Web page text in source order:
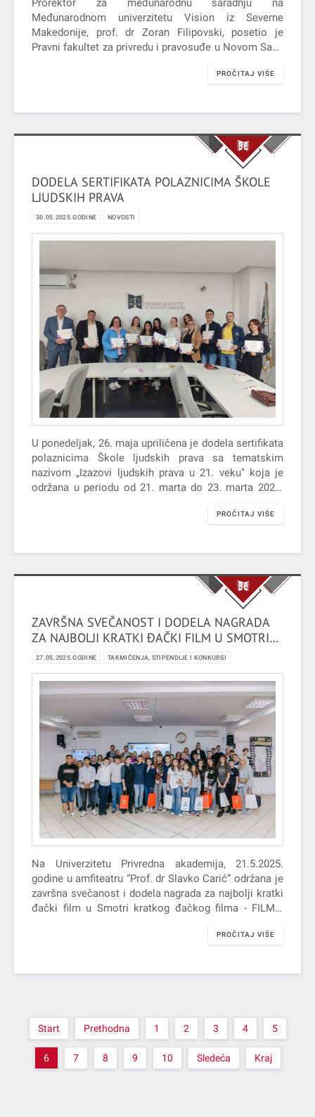
Prorektor za međunarodnu saradnju na
Međunarodnom univerzitetu Vision iz Severne
Makedonije, prof. dr Zoran Filipovski, posetio je
Pravni fakultet za privredu i pravosuđe u Novom Sadu
PROČITAJ VIŠE
DODELA SERTIFIKATA POLAZNICIMA ŠKOLE
LJUDSKIH PRAVA
30.05.2025.GODINE NOVOSTI
U ponedeljak, 26. maja upriličena je dodela sertifikata
polaznicima Škole ljudskih prava sa tematskim
nazivom „Izazovi ljudskih prava u 21. veku" koja je
održana u periodu od 21. marta do 23. marta 2025.
PROČITAJ VIŠE
ZAVRŠNA SVEČANOST I DODELA NAGRADA
ZA NAJBOLJI KRATKI ĐAČKI FILM U SMOTRI
KRATKOG ĐAČKOG FILMA - FILMIĆ 2025
27.05.2025.GODINE TAKMIČENJA, STIPENDIJE I KONKURSI
Na Univerzitetu Privredna akademija, 21.5.2025.
godine u amfiteatru “Prof. dr Slavko Carić” održana je
završna svečanost i dodela nagrada za najbolji kratki
đački film u Smotri kratkog đačkog filma - FILMić
PROČITAJ VIŠE
Start Prethodna 1 2 3 4 5
6 7 8 9 10 Sledeća Kraj